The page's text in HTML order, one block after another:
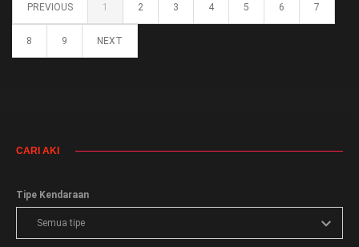
PREVIOUS 1 2 3 4 5 6 7
8 9 NEXT
CARI AKI
Tipe Kendaraan